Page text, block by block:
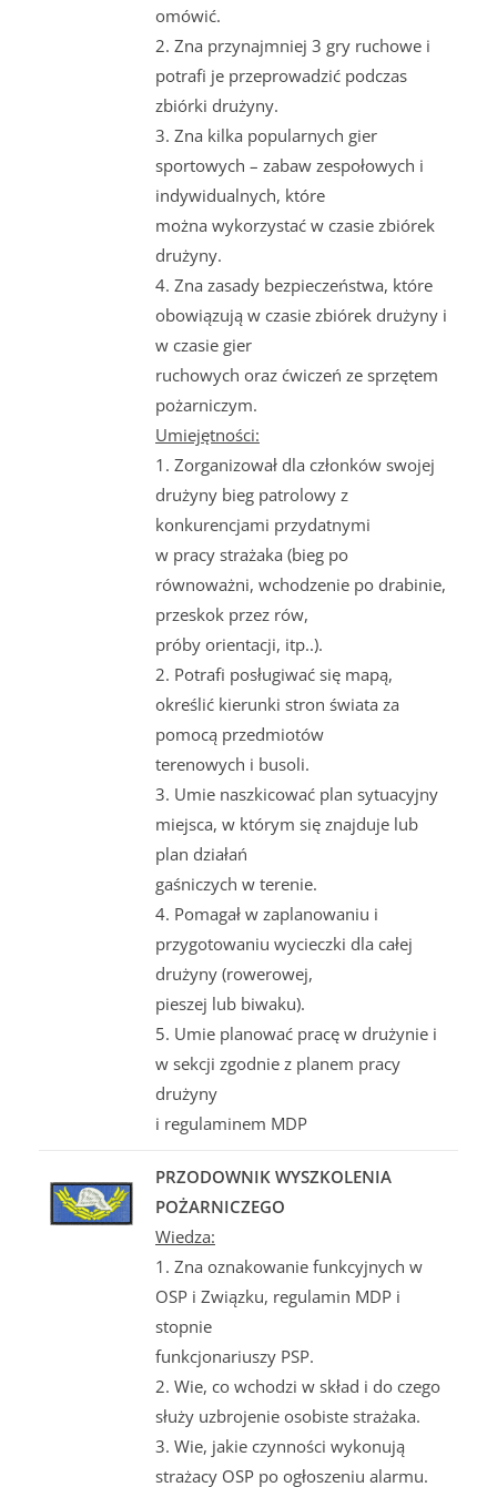
omówić.
2. Zna przynajmniej 3 gry ruchowe i
potrafi je przeprowadzić podczas
zbiórki drużyny.
3. Zna kilka popularnych gier
sportowych – zabaw zespołowych i
indywidualnych, które
można wykorzystać w czasie zbiórek
drużyny.
4. Zna zasady bezpieczeństwa, które
obowiązują w czasie zbiórek drużyny i
w czasie gier
ruchowych oraz ćwiczeń ze sprzętem
pożarniczym.
Umiejętności:
1. Zorganizował dla członków swojej
drużyny bieg patrolowy z
konkurencjami przydatnymi
w pracy strażaka (bieg po
równoważni, wchodzenie po drabinie,
przeskok przez rów,
próby orientacji, itp..).
2. Potrafi posługiwać się mapą,
określić kierunki stron świata za
pomocą przedmiotów
terenowych i busoli.
3. Umie naszkicować plan sytuacyjny
miejsca, w którym się znajduje lub
plan działań
gaśniczych w terenie.
4. Pomagał w zaplanowaniu i
przygotowaniu wycieczki dla całej
drużyny (rowerowej,
pieszej lub biwaku).
5. Umie planować pracę w drużynie i
w sekcji zgodnie z planem pracy
drużyny
i regulaminem MDP
PRZODOWNIK WYSZKOLENIA
POŻARNICZEGO
Wiedza:
1. Zna oznakowanie funkcyjnych w
OSP i Związku, regulamin MDP i
stopnie
funkcjonariuszy PSP.
2. Wie, co wchodzi w skład i do czego
służy uzbrojenie osobiste strażaka.
3. Wie, jakie czynności wykonują
strażacy OSP po ogłoszeniu alarmu.